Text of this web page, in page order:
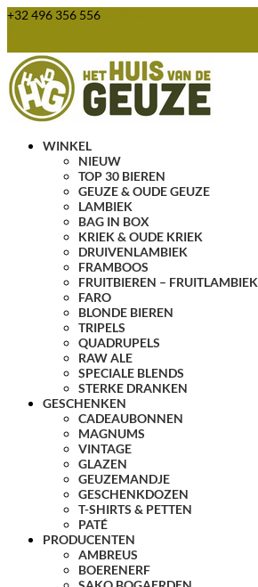
+32 496 356 556
WINKEL
NIEUW
TOP 30 BIEREN
GEUZE & OUDE GEUZE
LAMBIEK
BAG IN BOX
KRIEK & OUDE KRIEK
DRUIVENLAMBIEK
FRAMBOOS
FRUITBIEREN – FRUITLAMBIEK
FARO
BLONDE BIEREN
TRIPELS
QUADRUPELS
RAW ALE
SPECIALE BLENDS
STERKE DRANKEN
GESCHENKEN
CADEAUBONNEN
MAGNUMS
VINTAGE
GLAZEN
GEUZEMANDJE
GESCHENKDOZEN
T-SHIRTS & PETTEN
PATÉ
PRODUCENTEN
AMBREUS
BOERENERF